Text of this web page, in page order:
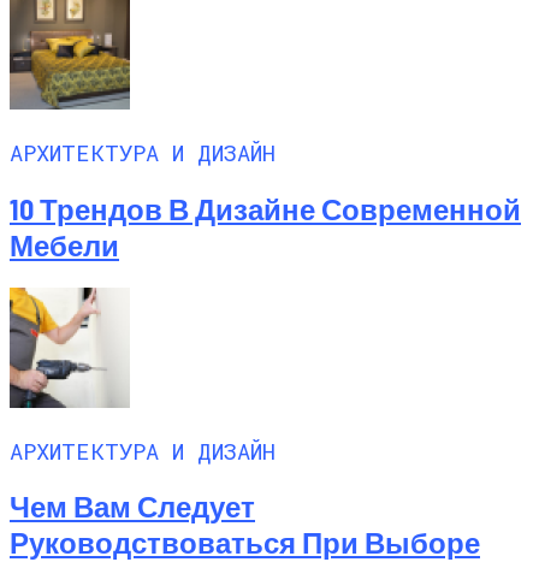
АРХИТЕКТУРА И ДИЗАЙН
10 Трендов В Дизайне Современной
Мебели
АРХИТЕКТУРА И ДИЗАЙН
Чем Вам Следует
Руководствоваться При Выборе